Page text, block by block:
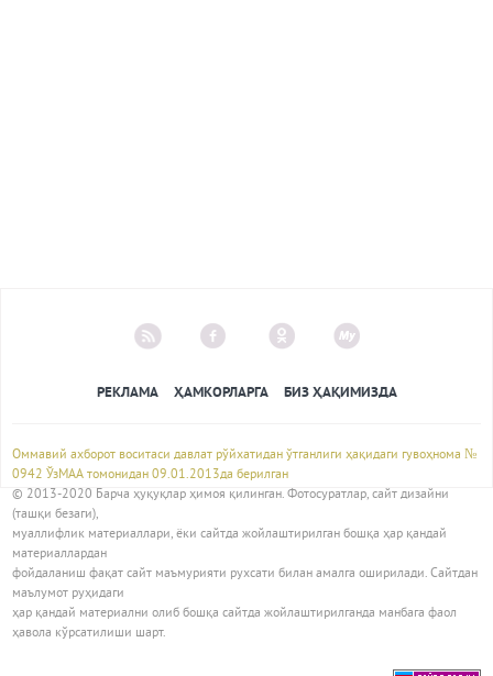
РЕКЛАМА ҲАМКОРЛАРГА БИЗ ҲАҚИМИЗДА
Оммавий ахборот воситаси давлат рўйхатидан ўтганлиги ҳақидаги гувоҳнома №
0942 ЎзМАА томонидан 09.01.2013да берилган
© 2013-2020 Барча ҳуқуқлар ҳимоя қилинган. Фотосуратлар, сайт дизайни
(ташқи безаги),
муаллифлик материаллари, ёки сайтда жойлаштирилган бошқа ҳар қандай
материаллардан
фойдаланиш фақат сайт маъмурияти рухсати билан амалга оширилади. Сайтдан
маълумот руҳидаги
ҳар қандай материални олиб бошқа сайтда жойлаштирилганда манбага фаол
ҳавола кўрсатилиши шарт.